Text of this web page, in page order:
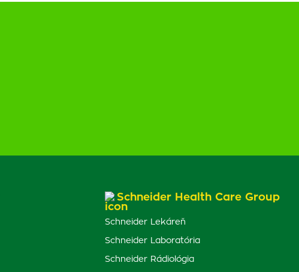
Schneider Health Care Group
Schneider Lekáreň
Schneider Laboratória
Schneider Rádiológia